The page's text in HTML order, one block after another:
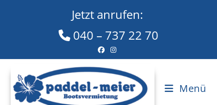
Jetzt anrufen:
040 – 737 22 70
Menü